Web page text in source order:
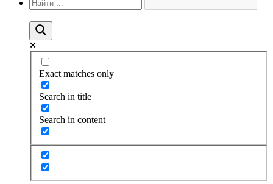
Exact matches only
Search in title
Search in content